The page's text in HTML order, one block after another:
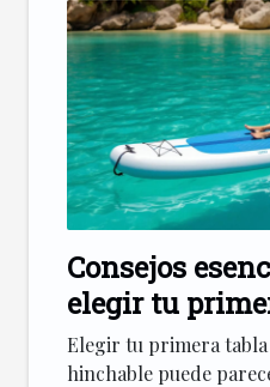
Consejos
elegir tu
paddle surf
Elegir tu primera
hinchable puede